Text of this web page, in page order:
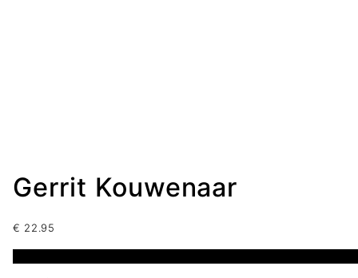
Gerrit Kouwenaar
€ 22.95